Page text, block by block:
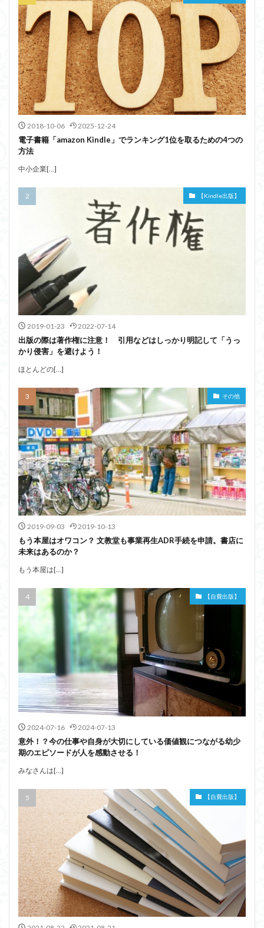
2018-10-06 2025-12-24
電子書籍「amazon Kindle」でランキング1位を取るための4つの
方法
中小企業[…]
【Kindle出版】
2019-01-23 2022-07-14
出版の際は著作権に注意！ 引用などはしっかり明記して「うっ
かり侵害」を避けよう！
ほとんどの[…]
その他
2019-09-03 2019-10-13
もう本屋はオワコン？ 文教堂も事業再生ADR手続を申請。書店に
未来はあるのか？
もう本屋は[…]
【自費出版】
2024-07-16 2024-07-13
意外！？今の仕事や自身が大切にしている価値観につながる幼少
期のエピソードが人を感動させる！
みなさんは[…]
【自費出版】